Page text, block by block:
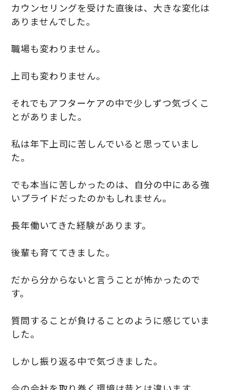
カウンセリングを受けた直後は、大きな変化は
ありませんでした。
職場も変わりません。
上司も変わりません。
それでもアフターケアの中で少しずつ気づくこ
とがありました。
私は年下上司に苦しんでいると思っていまし
た。
でも本当に苦しかったのは、自分の中にある強
いプライドだったのかもしれません。
長年働いてきた経験があります。
後輩も育ててきました。
だから分からないと言うことが怖かったので
す。
質問することが負けることのように感じていま
した。
しかし振り返る中で気づきました。